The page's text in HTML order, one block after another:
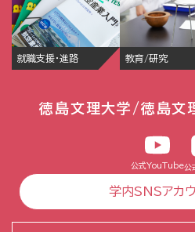
就職支援・進路 教育/研究
徳島文理大学/徳島文
公式YouTube公
学内SNSアカ